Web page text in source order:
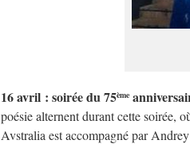
16 avril : soirée du 75ème
poésie alternent durant cette soirée,
Avstralia est accompagné par